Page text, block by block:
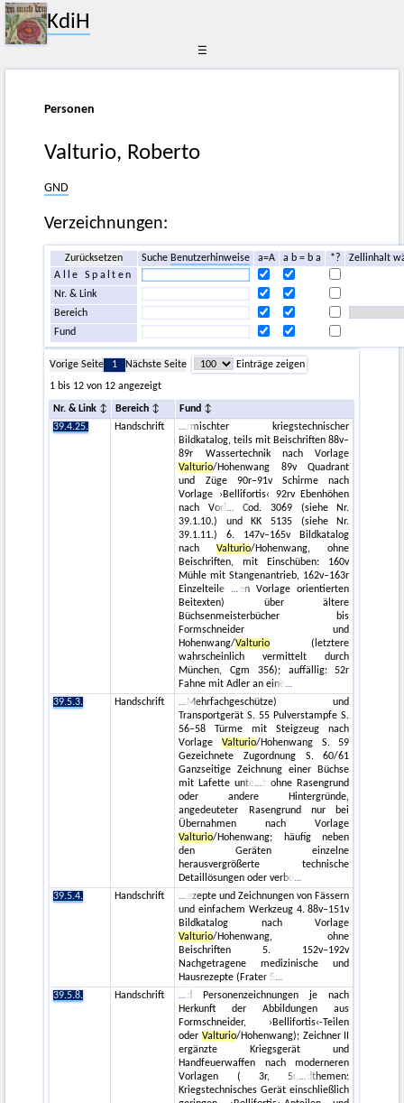
KdiH
☰
Personen
Valturio, Roberto
GND
Verzeichnungen:
Zurücksetzen Suche Benutzerhinweise a=A a b = b a *?
Zellinhalt
Alle Spalten
Nr. & Link
Bereich
Fund
Vorige Seite 1 Nächste Seite
Einträge zeigen
1 bis 12 von 12 angezeigt
Nr. & Link Bereich
Fund
39.4.25.
Handschrift
rmischter kriegstechnischer
Bildkatalog, teils mit Beischriften 88v–
89r Wassertechnik nach Vorlage
Valturio/Hohenwang 89v Quadrant
und Züge 90r–91v Schirme nach
Vorlage ›Bellifortis‹ 92rv Ebenhöhen
nach Vorl
Cod. 3069 (siehe Nr.
39.1.10.) und KK 5135 (siehe Nr.
39.1.11.) 6. 147v–165v Bildkatalog
nachValturio/Hohenwang, ohne
Beischriften, mit Einschüben: 160v
Mühle mit Stangenantrieb, 162v–163r
Einzelteile
en Vorlage orientierten
Beitexten) über ältere
Büchsenmeisterbücher bis
Formschneider und
Hohenwang/Valturio (letztere
wahrscheinlich vermittelt durch
München, Cgm 356); auffällig: 52r
Fahne mit Adler an eine
39.5.3.
Handschrift
Mehrfachgeschütze) und
Transportgerät S. 55 Pulverstampfe S.
56–58 Türme mit Steigzeug nach
Vorlage Valturio/Hohenwang S. 59
Gezeichnete Zugordnung S. 60/61
Ganzseitige Zeichnung einer Büchse
mit Lafette unte
t ohne Rasengrund
oder andere Hintergründe,
angedeuteter Rasengrund nur bei
Übernahmen nach Vorlage
Valturio/Hohenwang; häufig neben
den Geräten einzelne
herausvergrößerte technische
Detaillösungen oder verbo
39.5.4.
Handschrift
ezepte und Zeichnungen von Fässern
und einfachem Werkzeug 4. 88v–151v
Bildkatalog nach Vorlage
Valturio/Hohenwang, ohne
Beischriften 5. 152v–192v
Nachgetragene medizinische und
Hausrezepte (Frater S
39.5.8.
Handschrift
d Personenzeichnungen je nach
Herkunft der Abbildungen aus
Formschneider, ›Bellifortis‹-Teilen
oder Valturio/Hohenwang); Zeichner II
ergänzte Kriegsgerät und
Handfeuerwaffen nach moderneren
Vorlagen ( 3r, 5r,
dthemen:
Kriegstechnisches Gerät einschließlich